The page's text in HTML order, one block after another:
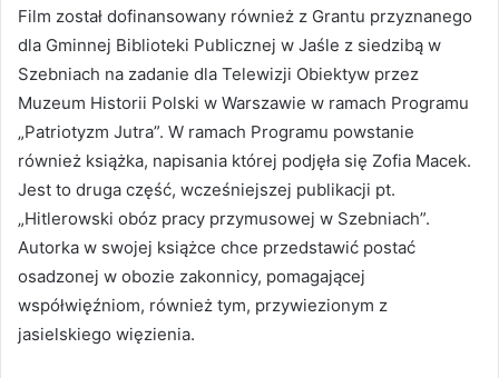
Film został dofinansowany również z Grantu przyznanego
dla Gminnej Biblioteki Publicznej w Jaśle z siedzibą w
Szebniach na zadanie dla Telewizji Obiektyw przez
Muzeum Historii Polski w Warszawie w ramach Programu
„Patriotyzm Jutra”. W ramach Programu powstanie
również książka, napisania której podjęła się Zofia Macek.
Jest to druga część, wcześniejszej publikacji pt.
„Hitlerowski obóz pracy przymusowej w Szebniach”.
Autorka w swojej książce chce przedstawić postać
osadzonej w obozie zakonnicy, pomagającej
współwięźniom, również tym, przywiezionym z
jasielskiego więzienia.